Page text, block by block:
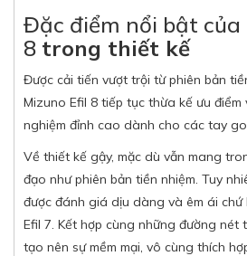
Đặc điểm nổi bật của
8 trong thiết kế
Được cải tiến vượt trội từ phiên bản
Mizuno Efil 8 tiếp tục thừa kế ưu
nghiệm đỉnh cao dành cho các tay
Về thiết kế gậy, mặc dù vẫn mang
đạo như phiên bản tiền nhiệm. Tuy
được đánh giá dịu dàng và êm ái
Efil 7. Kết hợp cùng những đường
tạo nên sự mềm mại, vô cùng thích